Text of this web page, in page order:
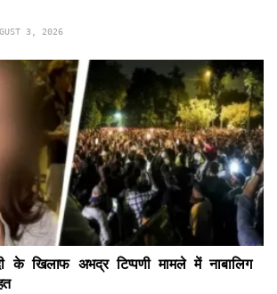
3, 2026
के खिलाफ अभद्र टिप्पणी मामले में नाबालिग